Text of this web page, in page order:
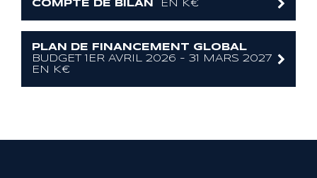
COMPTE DE BILAN EN K€
PLAN DE FINANCEMENT GLOBAL
BUDGET 1ER AVRIL 2026 - 31 MARS 2027
EN K€